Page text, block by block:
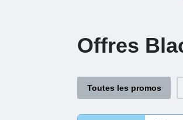
Offres
Toutes les promos